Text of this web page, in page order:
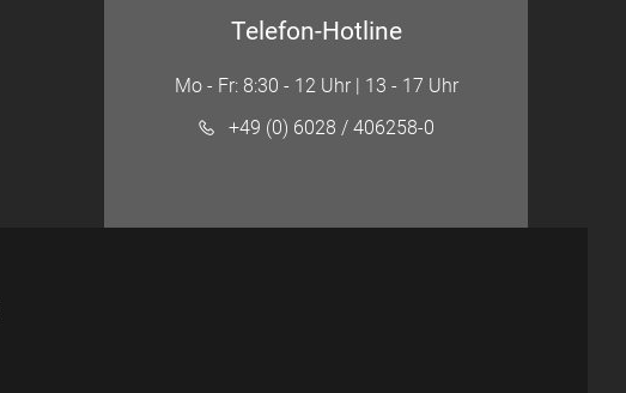
Telefon-Hotline
Mo - Fr: 8:30 - 12 Uhr | 13 - 17 Uhr
+49 (0) 6028 / 406258-0